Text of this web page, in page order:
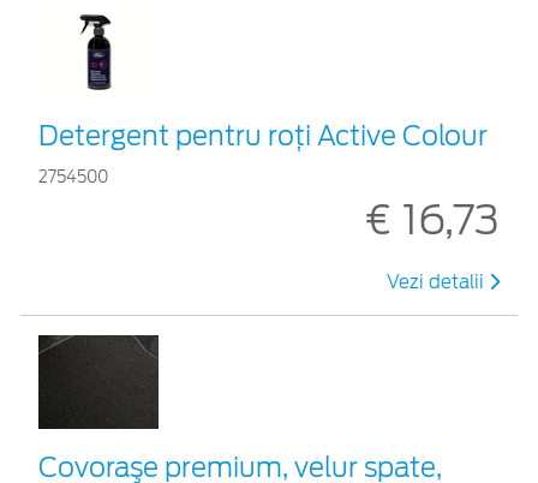
Detergent pentru roți Active Colour
2754500
€ 16,73
Vezi detalii
Covoraşe premium, velur spate,